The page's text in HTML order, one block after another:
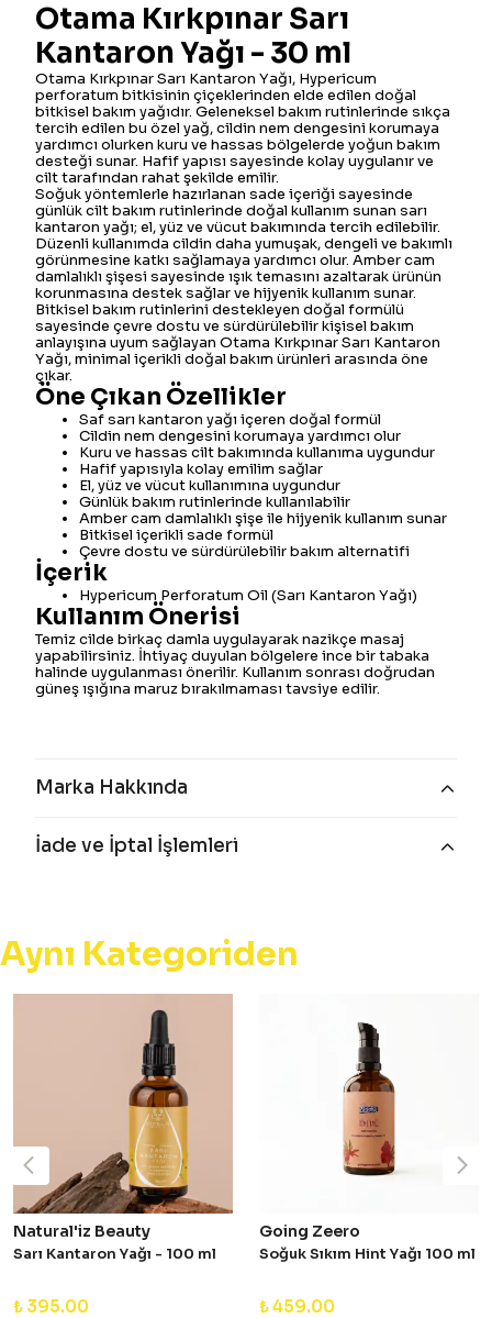
Otama Kırkpınar Sarı
Kantaron Yağı - 30 ml
Otama Kırkpınar Sarı Kantaron Yağı, Hypericum
perforatum bitkisinin çiçeklerinden elde edilen doğal
bitkisel bakım yağıdır. Geleneksel bakım rutinlerinde sıkça
tercih edilen bu özel yağ, cildin nem dengesini korumaya
yardımcı olurken kuru ve hassas bölgelerde yoğun bakım
desteği sunar. Hafif yapısı sayesinde kolay uygulanır ve
cilt tarafından rahat şekilde emilir.
Soğuk yöntemlerle hazırlanan sade içeriği sayesinde
günlük cilt bakım rutinlerinde doğal kullanım sunan sarı
kantaron yağı; el, yüz ve vücut bakımında tercih edilebilir.
Düzenli kullanımda cildin daha yumuşak, dengeli ve bakımlı
görünmesine katkı sağlamaya yardımcı olur. Amber cam
damlalıklı şişesi sayesinde ışık temasını azaltarak ürünün
korunmasına destek sağlar ve hijyenik kullanım sunar.
Bitkisel bakım rutinlerini destekleyen doğal formülü
sayesinde çevre dostu ve sürdürülebilir kişisel bakım
anlayışına uyum sağlayan Otama Kırkpınar Sarı Kantaron
Yağı, minimal içerikli doğal bakım ürünleri arasında öne
çıkar.
Öne Çıkan Özellikler
Saf sarı kantaron yağı içeren doğal formül
Cildin nem dengesini korumaya yardımcı olur
Kuru ve hassas cilt bakımında kullanıma uygundur
Hafif yapısıyla kolay emilim sağlar
El, yüz ve vücut kullanımına uygundur
Günlük bakım rutinlerinde kullanılabilir
Amber cam damlalıklı şişe ile hijyenik kullanım sunar
Bitkisel içerikli sade formül
Çevre dostu ve sürdürülebilir bakım alternatifi
İçerik
Hypericum Perforatum Oil (Sarı Kantaron Yağı)
Kullanım Önerisi
Temiz cilde birkaç damla uygulayarak nazikçe masaj
yapabilirsiniz. İhtiyaç duyulan bölgelere ince bir tabaka
halinde uygulanması önerilir. Kullanım sonrası doğrudan
güneş ışığına maruz bırakılmaması tavsiye edilir.
Marka Hakkında
İade ve İptal İşlemleri
Aynı Kategoriden
Natural'iz Beauty
Sarı Kantaron Yağı - 100 ml
₺ 395.00
Going Zeero
Soğuk Sıkım Hint Yağı 100 ml
₺ 459.00